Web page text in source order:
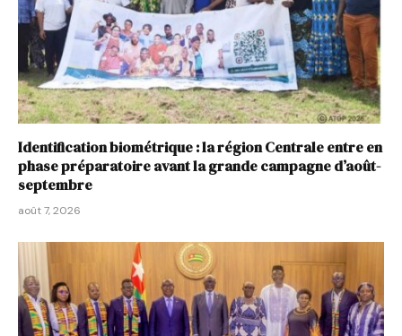
Identification biométrique : la région Centrale entre en
phase préparatoire avant la grande campagne d’août-
septembre
août 7, 2026